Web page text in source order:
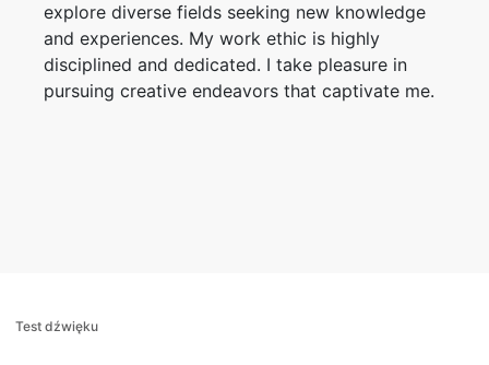
explore diverse fields seeking new knowledge
and experiences. My work ethic is highly
disciplined and dedicated. I take pleasure in
pursuing creative endeavors that captivate me.
Test dźwięku